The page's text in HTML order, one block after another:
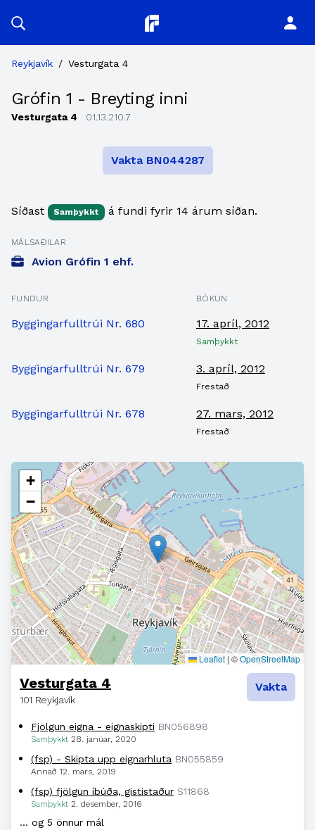
Planitor
Reykjavík / Vesturgata 4
Grófin 1 - Breyting inni
Vesturgata 4 01.13.210.7
Vakta BN044287
Síðast Samþykkt á fundi fyrir 14 árum síðan.
MÁLSAÐILAR
Avion Grófin 1 ehf.
FUNDUR BÓKUN
Byggingarfulltrúi Nr. 680 17. apríl, 2012
Samþykkt
Byggingarfulltrúi Nr. 679 3. apríl, 2012
Frestað
Byggingarfulltrúi Nr. 678 27. mars, 2012
Frestað
+
−
Leaflet | ©OpenStreetMap
Vesturgata 4
101 Reykjavík
Vakta
Fjölgun eigna - eignaskipti BN056898
Samþykkt 28. janúar, 2020
(fsp) - Skipta upp eignarhluta BN055859
Annað 12. mars, 2019
(fsp) fjölgun íbúða, gististaður S11868
Samþykkt 2. desember, 2016
… og 5 önnur mál